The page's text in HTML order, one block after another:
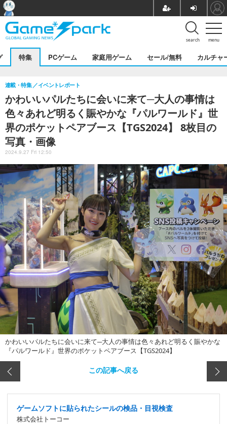
menu
search
特集 PCゲーム 家庭用ゲーム セール/無料 カルチャ
かわいいパルたちに会いに来て─大人の事情は
色々あれど明るく賑やかな『パルワールド』世
界のポケットペアブース【TGS2024】 8枚目の
写真・画像
連載・特集 イベントレポート
2024.9.27 Fri 12:50
かわいいパルたちに会いに来て─大人の事情は色々あれど明るく賑やかな
『パルワールド』世界のポケットペアブース【TGS2024】
この記事へ戻る
ゲームソフトに貼られたシールの検品・目視検査
株式会社トーコー